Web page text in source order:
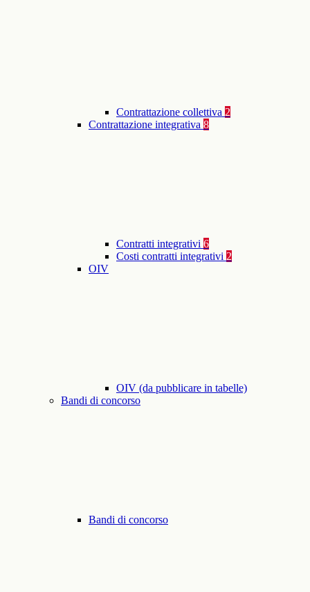
Contrattazione collettiva 2
Contrattazione integrativa 8
Contratti integrativi 6
Costi contratti integrativi 2
OIV
OIV (da pubblicare in tabelle)
Bandi di concorso
Bandi di concorso